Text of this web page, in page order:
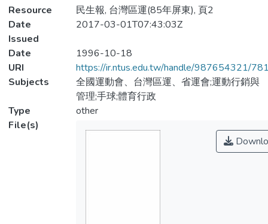
Resource
民生報, 台灣區運(85年屏東), 頁2
Date
Issued
2017-03-01T07:43:03Z
Date
1996-10-18
URI
https://ir.ntus.edu.tw/handle/987654321/
Subjects
全國運動會、台灣區運、省運會;運動行銷與
管理;手球;體育行政
Type
other
File(s)